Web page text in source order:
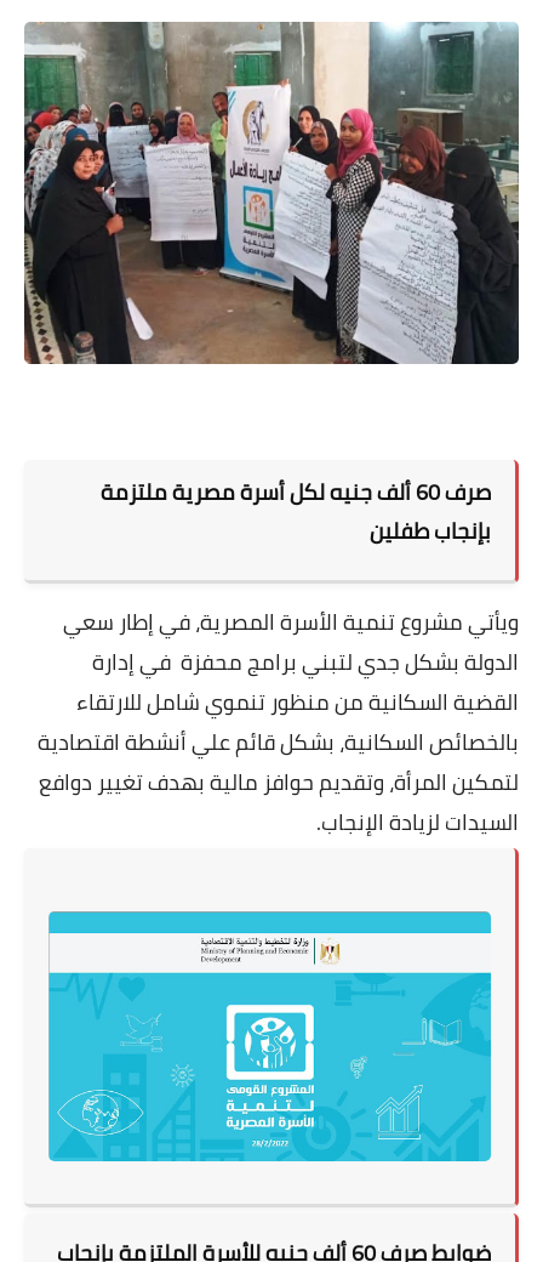
صرف 60 ألف جنيه لكل أسرة مصرية ملتزمة
بإنجاب طفلين
ويأتي مشروع تنمية الأسرة المصرية، في إطار سعي
الدولة بشكل جدي لتبني برامج محفزة في إدارة
القضية السكانية من منظور تنموي شامل للارتقاء
بالخصائص السكانية، بشكل قائم علي أنشطة اقتصادية
لتمكين المرأة، وتقديم حوافز مالية بهدف تغيير دوافع
السيدات لزيادة الإنجاب.
ضوابط صرف 60 ألف جنيه للأسرة الملتزمة بإنجاب